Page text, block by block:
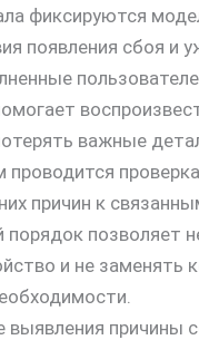
фиксируются
появления сбоя и
важные
проводится
причин к
порядок позволяет
и не заменять
выявления причины